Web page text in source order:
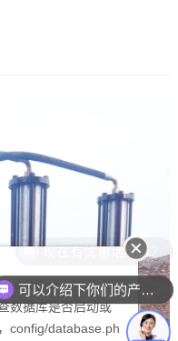
database.
数据库是否启动或
config/database.ph
现在有优惠活动么？